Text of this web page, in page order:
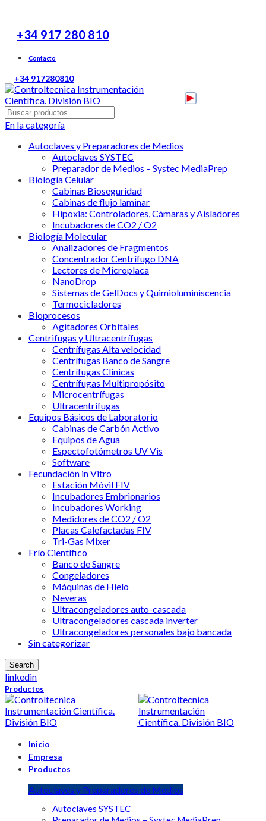
+34 917 280 810
Contacto
+34 917280810
En la categoría
Autoclaves y Preparadores de Medios
Autoclaves SYSTEC
Preparador de Medios – Systec MediaPrep
Biología Celular
Cabinas Bioseguridad
Cabinas de flujo laminar
Hipoxia: Controladores, Cámaras y Aisladores
Incubadores de CO2 / O2
Biología Molecular
Analizadores de Fragmentos
Concentrador Centrífugo DNA
Lectores de Microplaca
NanoDrop
Sistemas de GelDocs y Quimioluminiscencia
Termocicladores
Bioprocesos
Agitadores Orbitales
Centrifugas y Ultracentrífugas
Centrífugas Alta velocidad
Centrífugas Banco de Sangre
Centrífugas Clínicas
Centrífugas Multipropósito
Microcentrífugas
Ultracentrífugas
Equipos Básicos de Laboratorio
Cabinas de Carbón Activo
Equipos de Agua
Espectofotómetros UV Vis
Software
Fecundación in Vitro
Estación Móvil FIV
Incubadores Embrionarios
Incubadores Working
Medidores de CO2 / O2
Placas Calefactadas FIV
Tri-Gas Mixer
Frío Científico
Banco de Sangre
Congeladores
Máquinas de Hielo
Neveras
Ultracongeladores auto-cascada
Ultracongeladores cascada inverter
Ultracongeladores personales bajo bancada
Sin categorizar
Search
linkedin
Productos
Inicio
Empresa
Productos
Autoclaves y Preparadores de Medios
Autoclaves SYSTEC